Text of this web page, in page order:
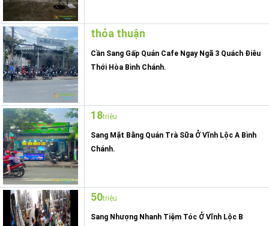
thỏa thuận
Cần Sang Gấp Quán Cafe Ngay Ngã 3 Quách Điêu
Thới Hòa Bình Chánh.
18triệu
Sang Mặt Bằng Quán Trà Sữa Ở Vĩnh Lộc A Bình
Chánh.
50triệu
Sang Nhượng Nhanh Tiệm Tóc Ở Vĩnh Lộc B